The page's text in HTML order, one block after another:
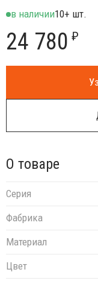
в наличии10+ шт.
24 780 ₽
О товаре
Серия
Фабрика
Материал
Цвет